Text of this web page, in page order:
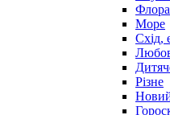
Флора
Море
Схід,
Різне
Новий